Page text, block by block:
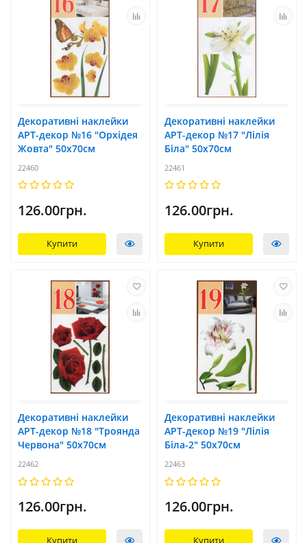
Декоративні наклейки
АРТ-декор №16 "Орхідея
Жовта" 50x70см
22460
126.00грн.
Купити
Декоративні наклейки
АРТ-декор №17 "Лілія
Біла" 50x70см
22461
126.00грн.
Купити
Декоративні наклейки
АРТ-декор №18 "Троянда
Червона" 50x70см
22462
126.00грн.
Купити
Декоративні наклейки
АРТ-декор №19 "Лілія
Біла-2" 50x70см
22463
126.00грн.
Купити